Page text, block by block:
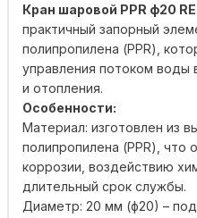
Кран шаровой PPR ф20
практичный запорный
полипропилена (PPR),
управления потоком воды
и отопления.
Особенности:
Материал: изготовлен из
полипропилена (PPR), что
коррозии, воздействию
длительный срок службы.
Диаметр: 20 мм (ф20) –